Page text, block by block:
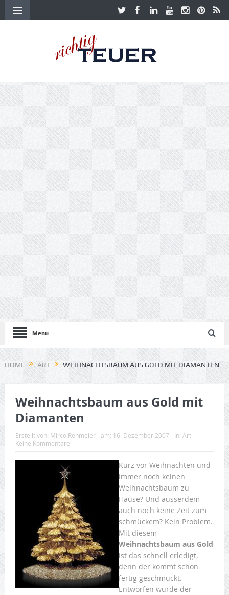
Menu
HOME ART WEIHNACHTSBAUM AUS GOLD MIT DIAMANTEN
Weihnachtsbaum aus Gold mit
Diamanten
Erstellt von: Mirco Rehmeier am: 16. Dezember 2007 In: Art
Keine Kommentare
Kurz vor Weihnachten und
immer noch keinen
Weihnachtsbaum zu
Hause? Und ausserdem
auch noch keine Zeit zum
schmückem? Kein Problem.
Mit diesem
Weihnachtsbaum aus Gold
ist das schnell erledigt,
denn der kommt schon
fertig geschmückt.
Entworfen wurde der